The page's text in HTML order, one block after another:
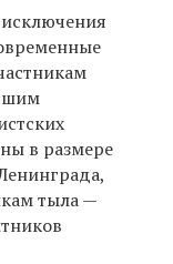
в размере
тыла —